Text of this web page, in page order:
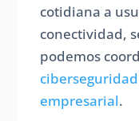
cotidiana a
conectividad,
podemos
ciberseguridad
empresarial.